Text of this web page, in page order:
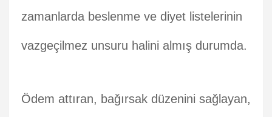
zamanlarda beslenme ve diyet listelerinin
vazgeçilmez unsuru halini almış durumda.
Ödem attıran, bağırsak düzenini sağlayan,